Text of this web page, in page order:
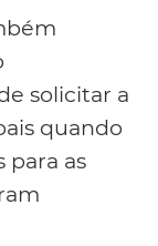
solicitar a
quando
para as